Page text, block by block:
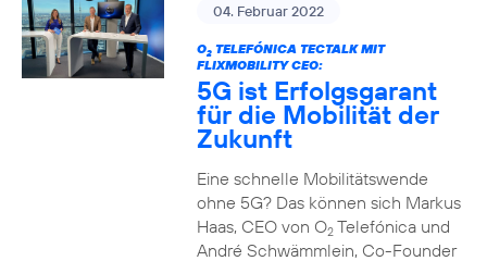
04. Februar 2022
O2TELEFÓNICA TECTALK MIT
FLIXMOBILITY CEO:
5G ist Erfolgsgarant
für die Mobilität der
Zukunft
Eine schnelle Mobilitätswende
ohne 5G? Das können sich Markus
Haas, CEO von O2Telefónica und
André Schwämmlein, Co-Founder